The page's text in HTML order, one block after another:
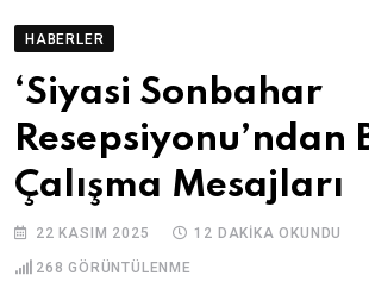
HABERLER
‘Siyasi Sonbahar
Resepsiyonu’ndan
Çalışma Mesajları
22 KASIM 2025 12 DAKIKA OKUNDU
268 GÖRÜNTÜLENME